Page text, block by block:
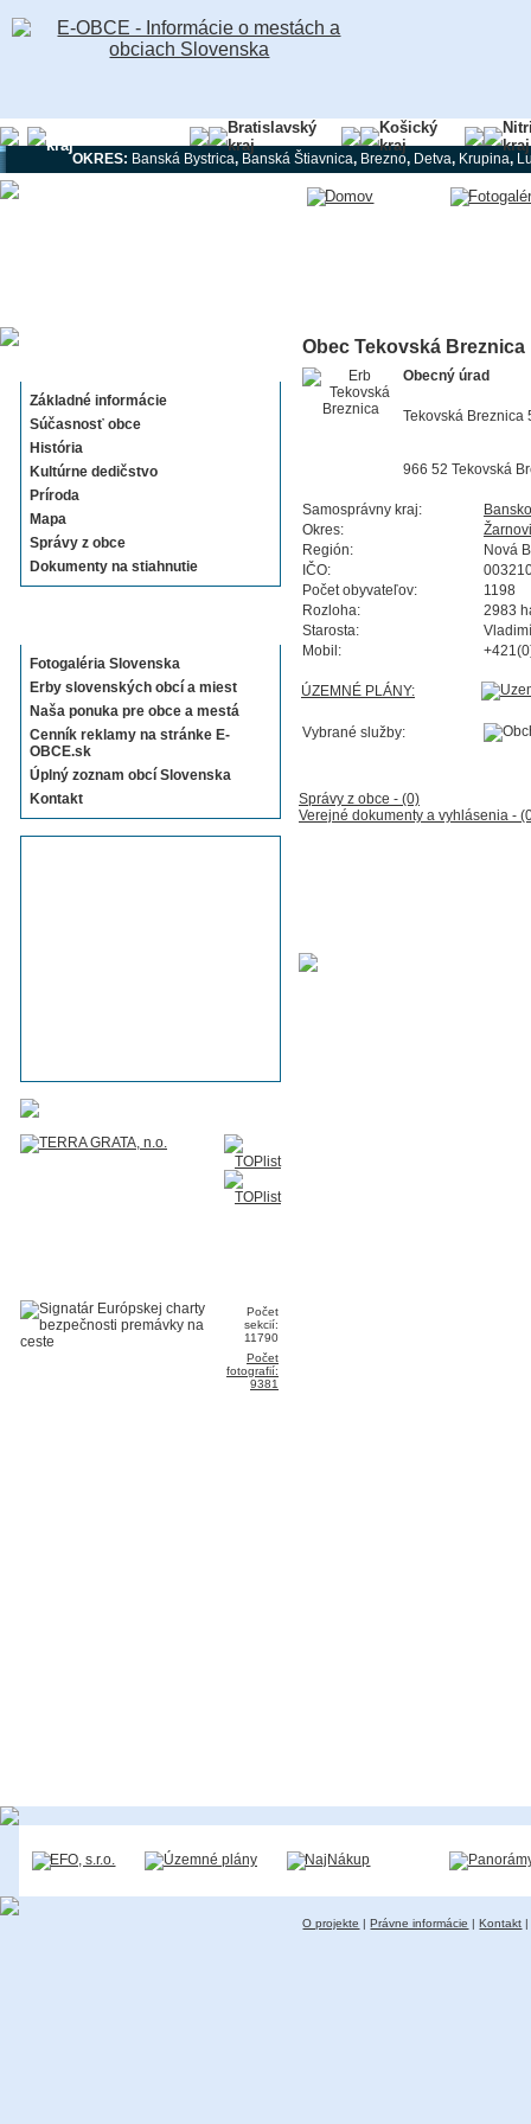
kraj
Bratislavský
kraj
Košický
kraj
kraj
OKRES: Banská Bystrica, Banská Štiavnica, Brezno, Detva, Krupina,
Základné informácie
Súčasnosť obce
História
Kultúrne dedičstvo
Príroda
Mapa
Správy z obce
Dokumenty na stiahnutie
Fotogaléria Slovenska
Erby slovenských obcí a miest
Naša ponuka pre obce a mestá
Cenník reklamy na stránke E-
OBCE.sk
Úplný zoznam obcí Slovenska
Kontakt
Počet
sekcií:
11790
Počet
fotografií:
9381
Obec Tekovská Breznica
Obecný úrad
Tekovská Breznica
966 52 Tekovská
Samosprávny kraj:
Okres:
Región:
Nová
IČO:
Počet obyvateľov:
1198
Rozloha:
2983
Starosta:
Mobil:
ÚZEMNÉ PLÁNY:
Vybrané služby:
Správy z obce - (0)
Verejné dokumenty a vyhlásenia -
O projekte |Právne informácie |Kontakt